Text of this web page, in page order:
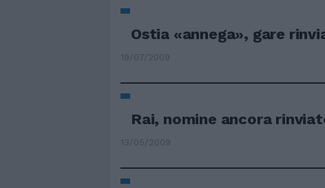
Ostia «annega», gare
19/07/2009
Rai, nomine ancora
13/05/2009